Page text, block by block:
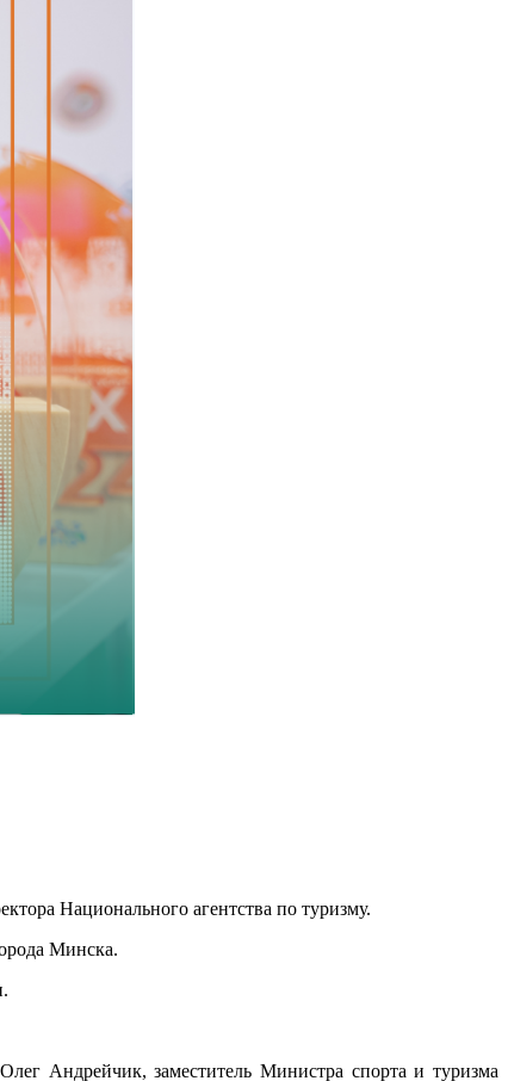
Национального агентства по туризму.
Минска.
Андрейчик, заместитель Министра спорта и туризма